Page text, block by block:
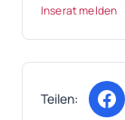
Inserat melden
Teilen: